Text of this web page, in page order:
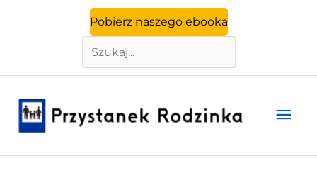
Pobierz naszego ebooka
Szukaj